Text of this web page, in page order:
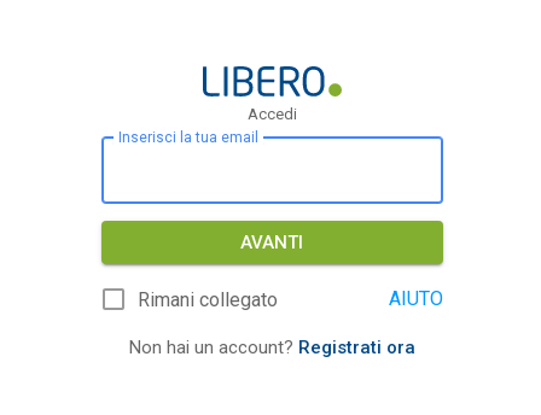
Accedi
Inserisci la tua email
AVANTI
Rimani collegato AIUTO
Non hai un account? Registrati ora